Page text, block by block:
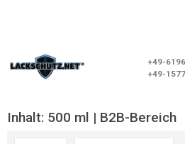
+49-
+49-
Inhalt: 500 ml | B2B-Bereich